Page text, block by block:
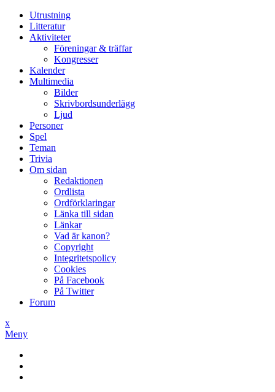
Utrustning
Litteratur
Aktiviteter
Föreningar & träffar
Kongresser
Kalender
Multimedia
Bilder
Skrivbordsunderlägg
Ljud
Personer
Spel
Teman
Trivia
Om sidan
Redaktionen
Ordlista
Ordförklaringar
Länka till sidan
Länkar
Vad är kanon?
Copyright
Integritetspolicy
Cookies
På Facebook
På Twitter
Forum
x
Meny